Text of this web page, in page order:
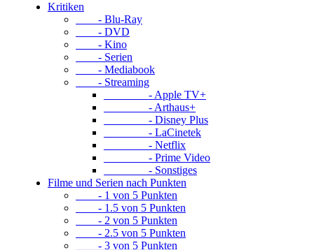
Kritiken
- Blu-Ray
- DVD
- Kino
- Serien
- Mediabook
- Streaming
- Apple TV+
- Arthaus+
- Disney Plus
- LaCinetek
- Netflix
- Prime Video
- Sonstiges
Filme und Serien nach Punkten
- 1 von 5 Punkten
- 1.5 von 5 Punkten
- 2 von 5 Punkten
- 2.5 von 5 Punkten
- 3 von 5 Punkten